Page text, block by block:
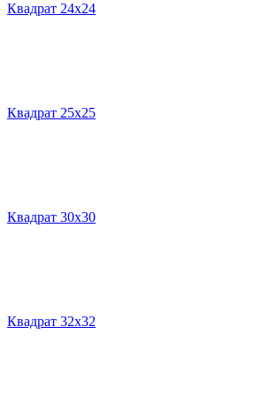
Квадрат 24х24
Квадрат 25х25
Квадрат 30х30
Квадрат 32х32